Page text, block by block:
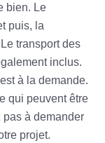
bien. Le
puis, la
transport des
inclus.
à la demande.
qui peuvent être
pas à demander
projet.